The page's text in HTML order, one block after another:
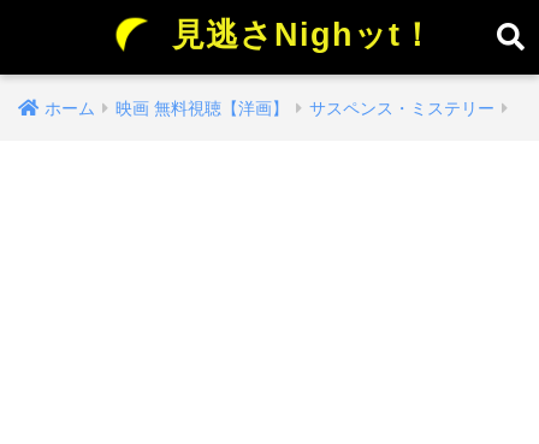
見逃さNighッt！
ホーム 映画 無料視聴【洋画】 サスペンス・ミステリー